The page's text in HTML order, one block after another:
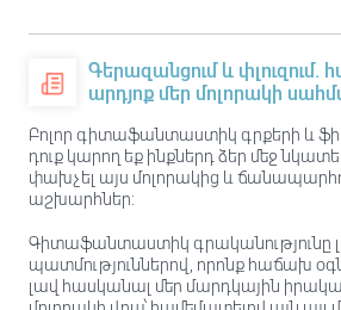
Գերազանցում և փլուզում.
արդյոք մեր մոլորակի
Բոլոր գիտաֆանտաստիկ գրքերի և
դուք կարող եք ինքներդ ձեր մեջ
փախչել այս մոլորակից և
աշխարհներ:
Գիտաֆանտաստիկ գրականությունը
պատմություններով, որոնք հաճախ
լավ հասկանալ մեր մարդկային